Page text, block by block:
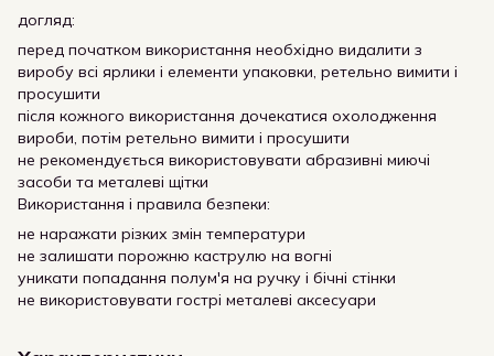
догляд:
перед початком використання необхідно видалити з
виробу всі ярлики і елементи упаковки, ретельно вимити і
просушити
після кожного використання дочекатися охолодження
вироби, потім ретельно вимити і просушити
не рекомендується використовувати абразивні миючі
засоби та металеві щітки
Використання і правила безпеки:
не наражати різких змін температури
не залишати порожню каструлю на вогні
уникати попадання полум'я на ручку і бічні стінки
не використовувати гострі металеві аксесуари